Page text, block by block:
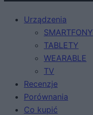
Urządzenia
SMARTFONY
TABLETY
WEARABLE
TV
Recenzje
Porównania
Co kupić